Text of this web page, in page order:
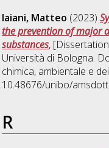
Iaiani, Matteo (2023)
the prevention of major
substances,
Università di Bologna.
chimica, ambientale e
10.48676/unibo/
R